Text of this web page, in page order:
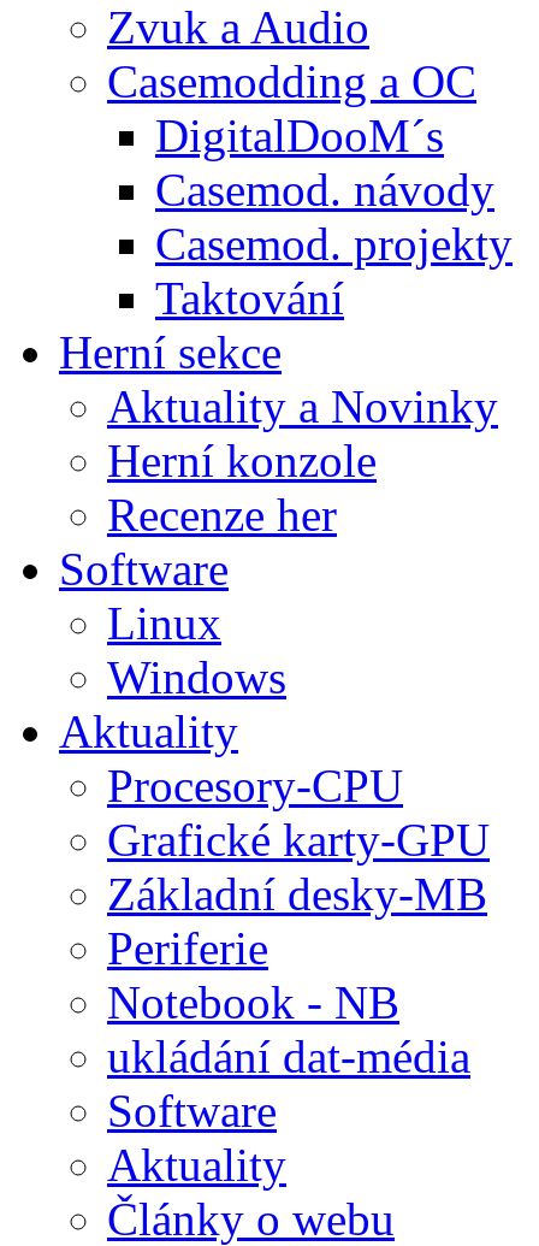
Zvuk a Audio
Casemodding a OC
DigitalDooM´s
Casemod. návody
Casemod. projekty
Taktování
Herní sekce
Aktuality a Novinky
Herní konzole
Recenze her
Software
Linux
Windows
Aktuality
Procesory-CPU
Grafické karty-GPU
Základní desky-MB
Periferie
Notebook - NB
ukládání dat-média
Software
Aktuality
Články o webu